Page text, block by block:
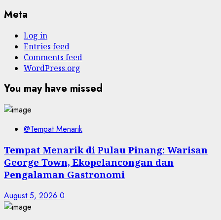
Meta
Log in
Entries feed
Comments feed
WordPress.org
You may have missed
@Tempat Menarik
Tempat Menarik di Pulau Pinang: Warisan
George Town, Ekopelancongan dan
Pengalaman Gastronomi
August 5, 2026 0